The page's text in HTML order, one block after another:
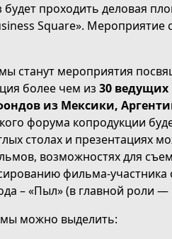
проходить деловая
Square». Мероприятие
станут мероприятия
более чем из 30 ведущих
из Мексики,
форума копродукции
столах и презентациях
возможностях для
фильма-
– «Пыл» (в главной роли —
можно выделить: